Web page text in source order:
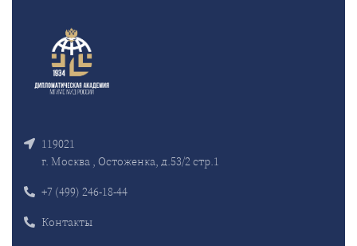
119021
г. Москва , Остоженка, д.53/2 стр.1
+7 (499) 246-18-44
Контакты